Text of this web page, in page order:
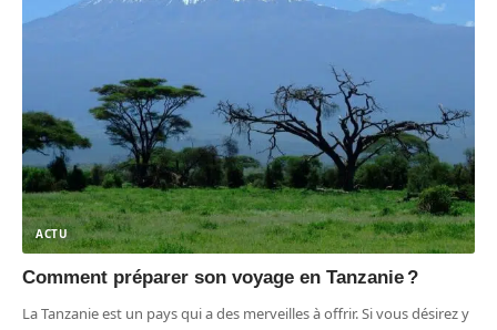
ACTU
Comment préparer son voyage en Tanzanie ?
La Tanzanie est un pays qui a des merveilles à offrir. Si vous désirez y